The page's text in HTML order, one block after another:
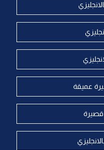
عميقة
قصيرة